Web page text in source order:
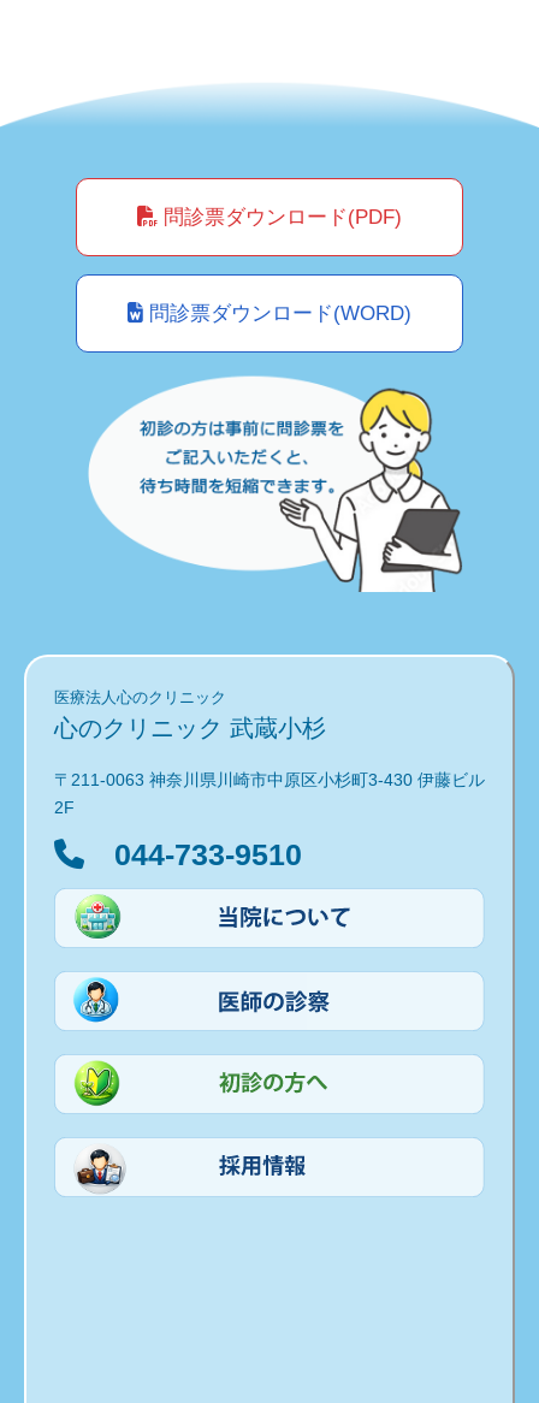
問診票ダウンロード(PDF)
問診票ダウンロード(WORD)
医療法人心のクリニック
心のクリニック 武蔵小杉
〒211-0063 神奈川県川崎市中原区小杉町3-430 伊藤ビル
2F
044-733-9510